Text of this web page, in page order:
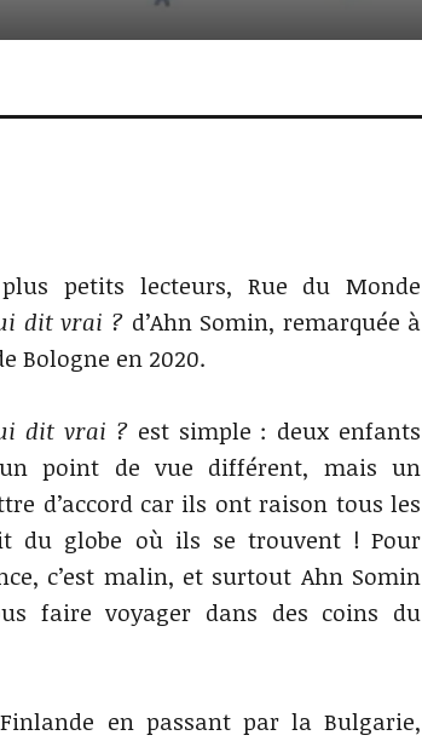
petits lecteurs, Rue du Monde
dit vrai ? d’Ahn Somin, remarquée à
Bologne en 2020.
dit vrai ?est simple : deux enfants
point de vue différent, mais un
d’accord car ils ont raison tous les
du globe où ils se trouvent ! Pour
c’est malin, et surtout Ahn Somin
faire voyager dans des coins du
en passant par la Bulgarie,